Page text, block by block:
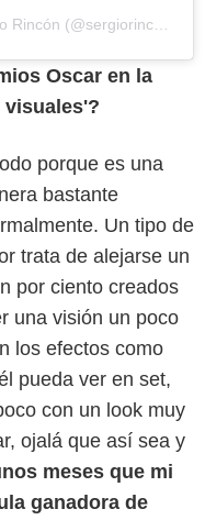
Oscar en la
visuales'?
porque es una
bastante
Un tipo de
trata de alejarse un
por ciento creados
una visión un poco
los efectos como
pueda ver en set,
con un look muy
ojalá que así sea y
meses que mi
ganadora de